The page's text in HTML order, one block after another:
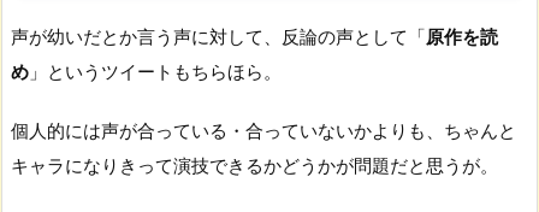
声が幼いだとか言う声に対して、反論の声として「原作を読
め 」というツイートもちらほら。
個人的には声が合っている・合っていないかよりも、ちゃんと
キャラになりきって演技できるかどうかが問題だと思うが。